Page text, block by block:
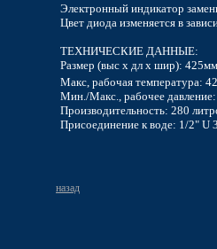
Электронный индикатор
Цвет диода изменяется в
ТЕХНИЧЕСКИЕ ДАННЫЕ:
Размер (выс х дл х шир):
Макс, рабочая температура:
Мин./Макс., рабочее
Производительность: 280
Присоединение к воде: 1/2" U
назад